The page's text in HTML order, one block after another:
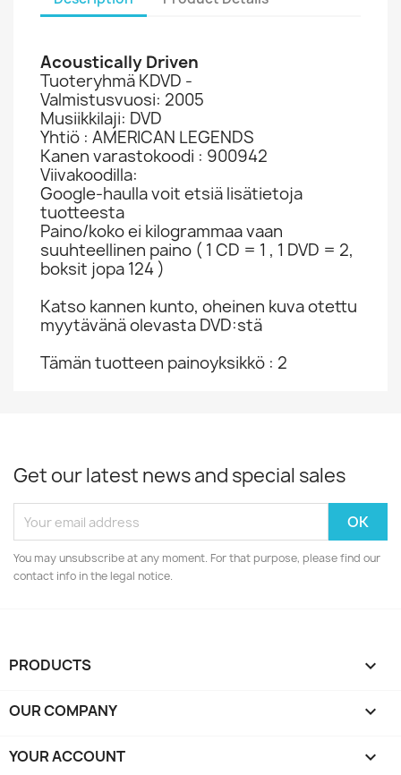
Acoustically Driven
Tuoteryhmä KDVD -
Valmistusvuosi: 2005
Musiikkilaji: DVD
Yhtiö : AMERICAN LEGENDS
Kanen varastokoodi : 900942
Viivakoodilla:
Google-haulla voit etsiä lisätietoja
tuotteesta
Paino/koko ei kilogrammaa vaan
suuhteellinen paino ( 1 CD = 1 , 1 DVD = 2,
boksit jopa 124 )
Katso kannen kunto, oheinen kuva otettu
myytävänä olevasta DVD:stä
Tämän tuotteen painoyksikkö : 2
Get our latest news and special sales
You may unsubscribe at any moment. For that purpose, please find our
contact info in the legal notice.
PRODUCTS 
OUR COMPANY 
YOUR ACCOUNT 